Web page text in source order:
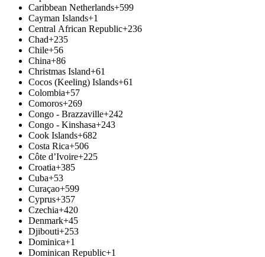
Caribbean Netherlands+599
Cayman Islands+1
Central African Republic+236
Chad+235
Chile+56
China+86
Christmas Island+61
Cocos (Keeling) Islands+61
Colombia+57
Comoros+269
Congo - Brazzaville+242
Congo - Kinshasa+243
Cook Islands+682
Costa Rica+506
Côte d’Ivoire+225
Croatia+385
Cuba+53
Curaçao+599
Cyprus+357
Czechia+420
Denmark+45
Djibouti+253
Dominica+1
Dominican Republic+1